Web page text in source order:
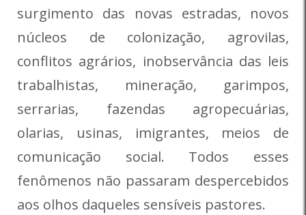
surgimento das novas estradas, novos
núcleos de colonização, agrovilas,
conflitos agrários, inobservância das leis
trabalhistas, mineração, garimpos,
serrarias, fazendas agropecuárias,
olarias, usinas, imigrantes, meios de
comunicação social. Todos esses
fenômenos não passaram despercebidos
aos olhos daqueles sensíveis pastores.